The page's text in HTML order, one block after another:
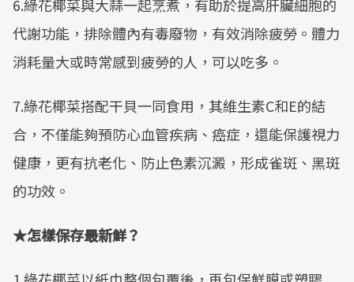
6.綠花椰菜與大蒜一起烹煮，有助於提高肝臟細胞的
代謝功能，排除體內有毒廢物，有效消除疲勞。體力
消耗量大或時常感到疲勞的人，可以吃多。
7.綠花椰菜搭配干貝一同食用，其維生素C和E的結
合，不僅能夠預防心血管疾病、癌症，還能保護視力
健康，更有抗老化、防止色素沉澱，形成雀斑、黑斑
的功效。
★怎樣保存最新鮮？